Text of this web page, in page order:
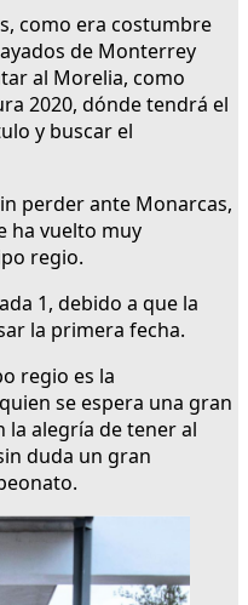
como era costumbre
de Monterrey
al Morelia, como
2020, dónde tendrá el
y buscar el
perder ante Monarcas,
ha vuelto muy
regio.
1, debido a que la
la primera fecha.
regio es la
se espera una gran
la alegría de tener al
duda un gran